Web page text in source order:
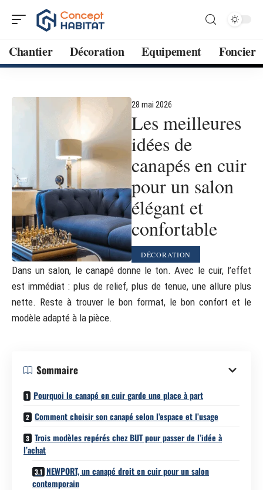
Chantier Décoration Equipement Foncier
28 mai 2026
Les meilleures
idées de
canapés en cuir
pour un salon
élégant et
confortable
DÉCORATION
Dans un salon, le canapé donne le ton. Avec le cuir, l’effet
est immédiat : plus de relief, plus de tenue, une allure plus
nette. Reste à trouver le bon format, le bon confort et le
modèle adapté à la pièce.
Sommaire
Pourquoi le canapé en cuir garde une place à part
Comment choisir son canapé selon l’espace et l’usage
Trois modèles repérés chez BUT pour passer de l’idée à
l’achat
NEWPORT, un canapé droit en cuir pour un salon
contemporain